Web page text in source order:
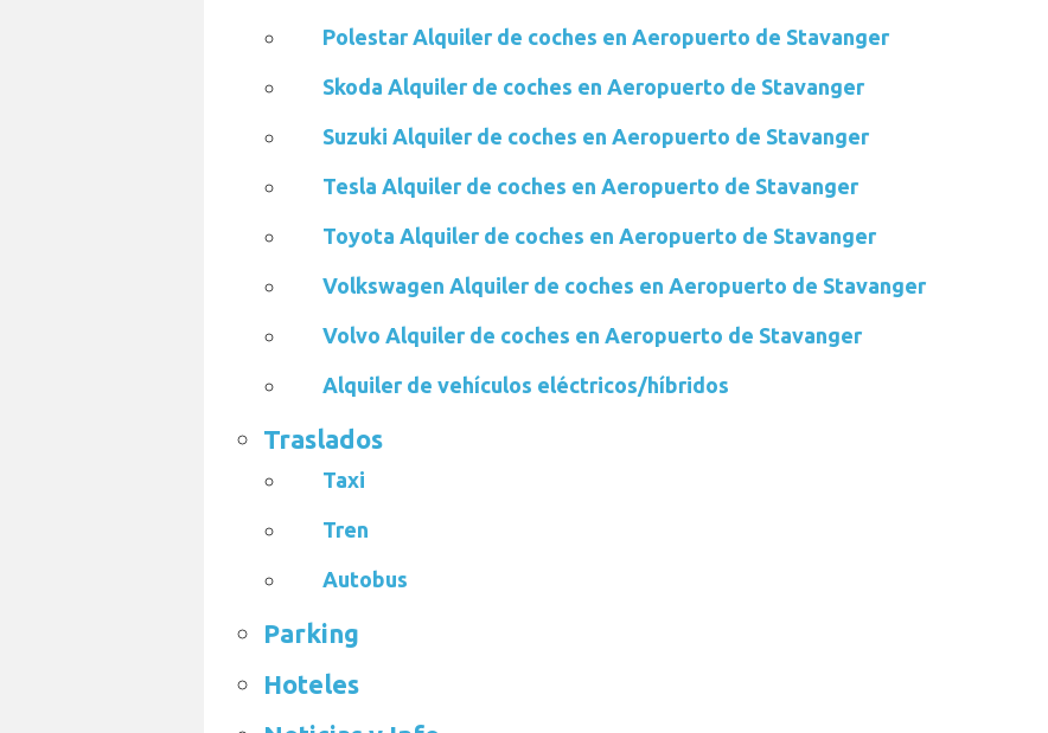
Polestar Alquiler de coches en Aeropuerto de Stavanger
Skoda Alquiler de coches en Aeropuerto de Stavanger
Suzuki Alquiler de coches en Aeropuerto de Stavanger
Tesla Alquiler de coches en Aeropuerto de Stavanger
Toyota Alquiler de coches en Aeropuerto de Stavanger
Volkswagen Alquiler de coches en Aeropuerto de Stavanger
Volvo Alquiler de coches en Aeropuerto de Stavanger
Alquiler de vehículos eléctricos/híbridos
Traslados
Taxi
Tren
Autobus
Parking
Hoteles